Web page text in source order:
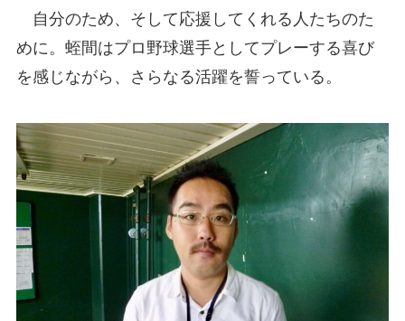
自分のため、そして応援してくれる人たちのた
めに。蛭間はプロ野球選手としてプレーする喜び
を感じながら、さらなる活躍を誓っている。